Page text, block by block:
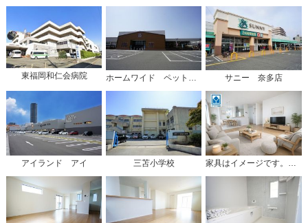
東福岡和仁会病院 サニー 奈多店
アイランド アイ 三苫小学校